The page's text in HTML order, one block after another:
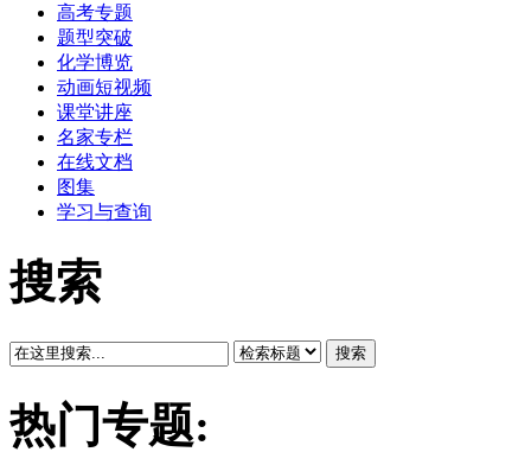
高考专题
题型突破
化学博览
动画短视频
课堂讲座
名家专栏
在线文档
图集
学习与查询
搜索
搜索
热门专题: